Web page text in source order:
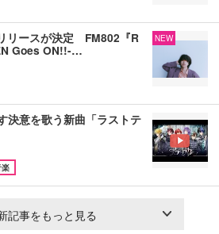
リースが決定 FM802『R
Goes ON!!-…
NEW
決意を歌う新曲「ラストテ
記事をもっと見る